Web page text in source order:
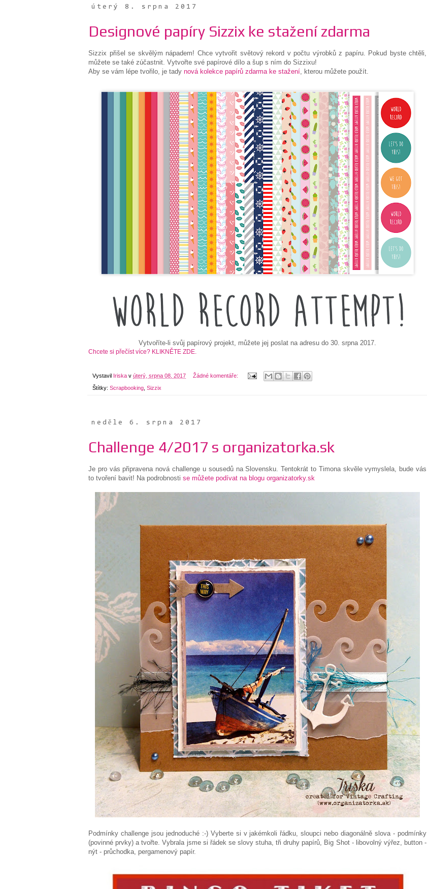
úterý 8. srpna 2017
Designové papíry Sizzix ke stažení zdarma
Sizzix přišel se skvělým nápadem! Chce vytvořit světový rekord v počtu výrobků z papíru. Pokud byste chtěli,
můžete se také zúčastnit. Vytvořte své papírové dílo a šup s ním do Sizzixu!
Aby se vám lépe tvořilo, je tady nová kolekce papírů zdarma ke stažení , kterou můžete použít.
Vytvoříte-li svůj papírový projekt, můžete jej poslat na adresu do 30. srpna 2017.
Chcete si přečíst více? KLIKNĚTE ZDE.
Vystavil Iriska v úterý, srpna 08, 2017 Žádné komentáře:
Štítky: Scrapbooking Sizzix
neděle 6. srpna 2017
Challenge 4/2017 s organizatorka.sk
Je pro vás připravena nová challenge u sousedů na Slovensku. Tentokrát to Timona skvěle vymyslela, bude vás
to tvoření bavit! Na podrobnosti se můžete podívat na blogu organizatorky.sk
Podmínky challenge jsou jednoduché :-) Vyberte si v jakémkoli řádku, sloupci nebo diagonálně slova - podmínky
(povinné prvky) a tvořte. Vybrala jsme si řádek se slovy stuha, tři druhy papírů, Big Shot - libovolný výřez, button -
nýt - průchodka, pergamenový papír.